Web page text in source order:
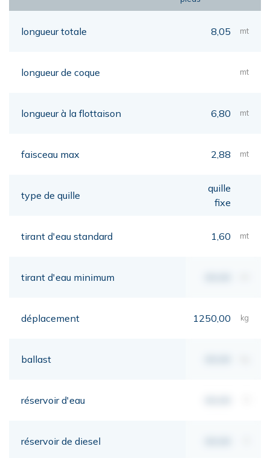
longueur totale 8,05 mt
longueur de coque mt
longueur à la flottaison 6,80 mt
faisceau max 2,88 mt
type de quille
quille
fixe
tirant d'eau standard 1,60 mt
tirant d'eau minimum
déplacement 1250,00 kg
ballast
réservoir d'eau
réservoir de diesel